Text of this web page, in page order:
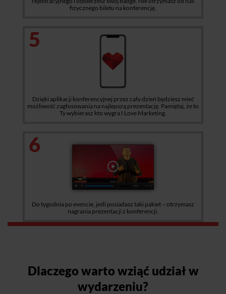
fizycznego biletu na konferencję.
5
Dzięki aplikacji konferencyjnej przez cały dzień będziesz mieć
możliwość zagłosowania na najlepszą prezentację. Pamiętaj, że to
Ty wybierasz kto wygra I Love Marketing.
6
Do tygodnia po evencie, jeśli posiadasz taki pakiet – otrzymasz
nagrania prezentacji z konferencji.
Dlaczego warto wziąć udział w
wydarzeniu?